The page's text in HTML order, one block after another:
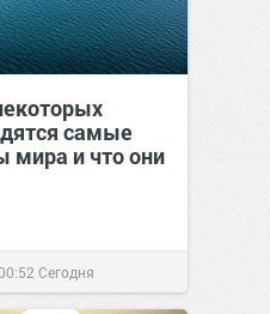
самые
мира и что они
Сегодня